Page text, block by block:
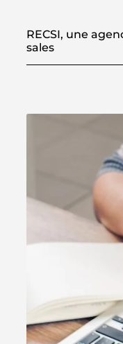
RECSI, une
sales